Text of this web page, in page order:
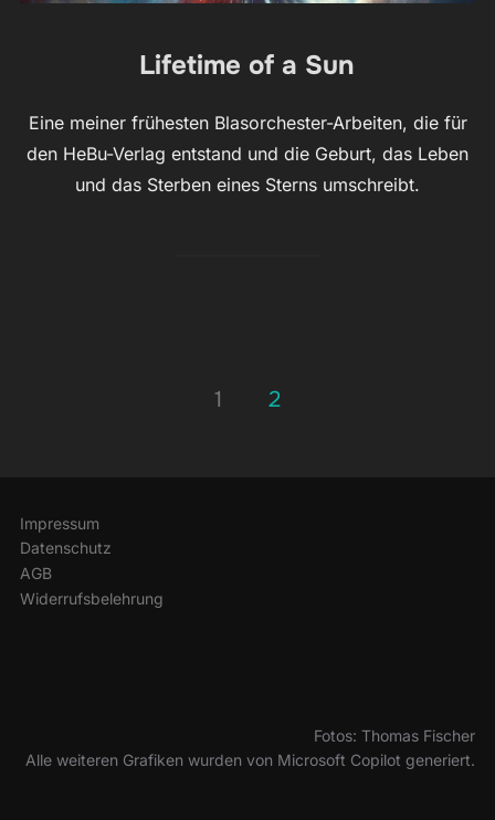
Lifetime of a Sun
Eine meiner frühesten Blasorchester-Arbeiten, die für
den HeBu-Verlag entstand und die Geburt, das Leben
und das Sterben eines Sterns umschreibt.
Seitennummerierung
1 2
Impressum
Datenschutz
AGB
Widerrufsbelehrung
Fotos: Thomas Fischer
Alle weiteren Grafiken wurden von Microsoft Copilot generiert.